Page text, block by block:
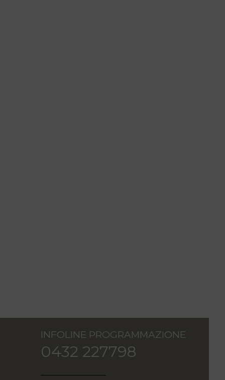
INFOLINE PROGRAMMAZIONE
0432 227798